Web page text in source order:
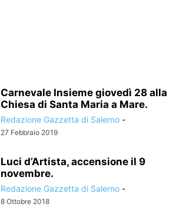
Carnevale Insieme giovedì 28 alla
Chiesa di Santa Maria a Mare.
Redazione Gazzetta di Salerno -
27 Febbraio 2019
Luci d’Artista, accensione il 9
novembre.
Redazione Gazzetta di Salerno -
8 Ottobre 2018